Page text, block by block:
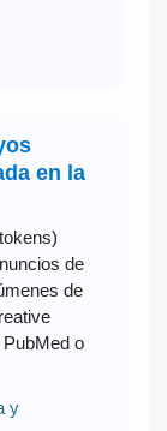
en la
de
de
o
y